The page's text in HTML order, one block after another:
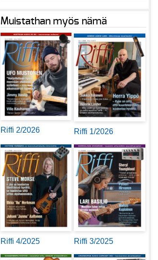
Muistathan myös nämä
Riffi 2/2026 Riffi 1/2026
Riffi 4/2025 Riffi 3/2025